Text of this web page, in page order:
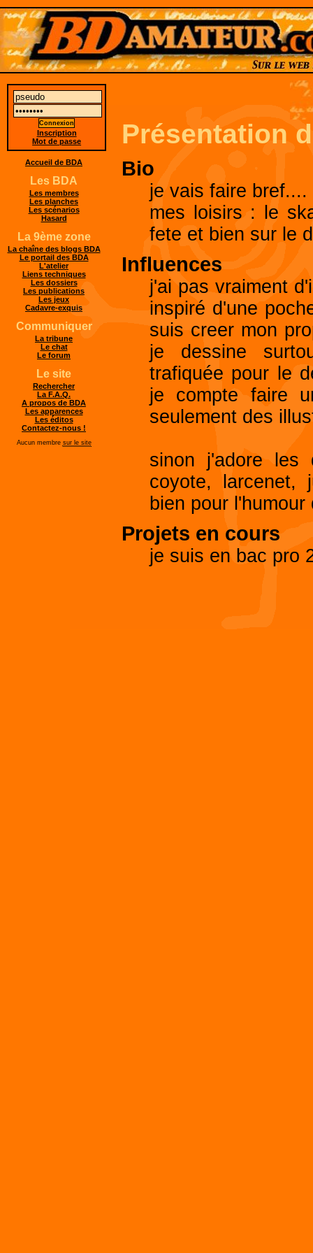
Présentation
Bio
je vais faire bref....
mes loisirs : le
fete et bien sur le
Influences
j'ai pas vraiment
inspiré d'une
suis creer mon
je dessine
trafiquée pour le
je compte faire
seulement des
sinon j'adore les
coyote, larcenet,
bien pour
Projets en cours
je suis en bac pro
Inscription
Mot de passe
Accueil de BDA
Les BDA
Les membres
Les planches
Les scénarios
Hasard
La 9ème zone
La chaîne des blogs BDA
Le portail des BDA
L'atelier
Liens techniques
Les dossiers
Les publications
Les jeux
Cadavre-exquis
Communiquer
La tribune
Le chat
Le forum
Le site
Rechercher
La F.A.Q.
A propos de BDA
Les apparences
Les éditos
Contactez-nous !
Aucun membre sur le site